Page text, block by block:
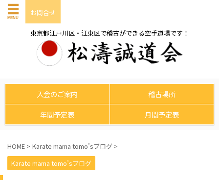
お問合せ
東京都江戸川区・江東区で稽古ができる空手道場です！
入会のご案内
稽古場所
年間予定表
月間予定表
HOME > Karate mama tomo’sブログ >
Karate mama tomo’sブログ